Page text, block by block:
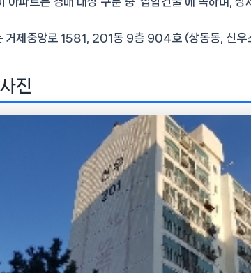
거제중앙로 1581, 201동 9층 904호 (상동동, 신우
진